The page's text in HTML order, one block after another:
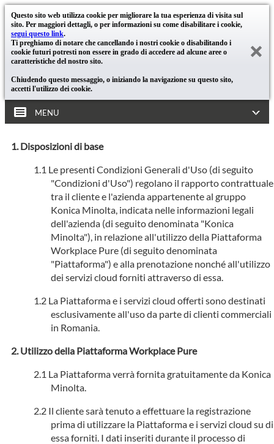
Questo sito web utilizza cookie per migliorare la tua esperienza di visita sul
sito. Per maggiori dettagli, o per informazioni su come disabilitare i cookie,
segui questo link.
Ti preghiamo di notare che cancellando i nostri cookie o disabilitando i
cookie futuri potresti non essere in grado di accedere ad alcune aree o
caratteristiche del nostro sito.
Chiudendo questo messaggio, o iniziando la navigazione su questo sito,
accetti l'utilizzo dei cookie.
MENU
Disposizioni di base
Le presenti Condizioni Generali d'Uso (di seguito
"Condizioni d'Uso") regolano il rapporto contrattuale
tra il cliente e l'azienda appartenente al gruppo
Konica Minolta, indicata nelle informazioni legali
dell'azienda (di seguito denominata "Konica
Minolta"), in relazione all'utilizzo della Piattaforma
Workplace Pure (di seguito denominata
"Piattaforma") e alla prenotazione nonché all'utilizzo
dei servizi cloud forniti attraverso di essa.
La Piattaforma e i servizi cloud offerti sono destinati
esclusivamente all'uso da parte di clienti commerciali
in Romania.
Utilizzo della Piattaforma Workplace Pure
La Piattaforma verrà fornita gratuitamente da Konica
Minolta.
Il cliente sarà tenuto a effettuare la registrazione
prima di utilizzare la Piattaforma e i servizi cloud su di
essa forniti. I dati inseriti durante il processo di